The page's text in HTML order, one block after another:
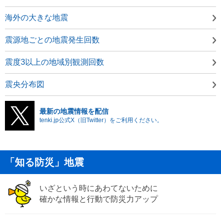
海外の大きな地震
震源地ごとの地震発生回数
震度3以上の地域別観測回数
震央分布図
最新の地震情報を配信
tenki.jp公式X（旧Twitter）をご利用ください。
「知る防災」地震
いざという時にあわてないために
確かな情報と行動で防災力アップ